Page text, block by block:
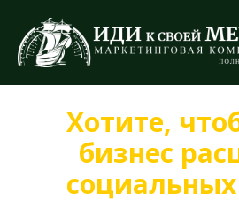
Хотите,
бизнес
социальных